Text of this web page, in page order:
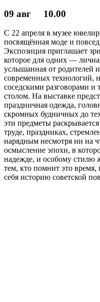
09 авг 10.00
С 22 апреля в музее
посвящённая моде и
Экспозиция приглашает
которое для одних —
услышанная от родителей
современных
соседскими разговорами и
столом. На выставке
праздничная одежда,
скромных будничных до
эти предметы
труде, праздниках,
нарядным несмотря ни на
осмысление эпохи, в
надежде, и особому стилю
тем, кто помнит это время,
себя историю советской